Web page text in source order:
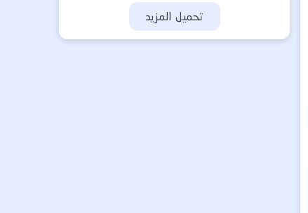
تحميل المزيد